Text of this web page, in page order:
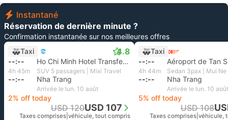
Instantané
Réservation de dernière minute ?
Confirmation instantanée sur nos meilleures offres
Taxi
4.8
--:-- Ho Chi Minh Hotel Transfer, Hô Chi Minh-Ville
4h 45m SUV 5 passagers | Mixi Travel
--:-- Nha Trang
Arrivée le lun. 10 août
2% off today
USD 120USD 107
Taxes comprises véhicule, tout compris
Taxi
--:--
4h 44m Sedan 3pax | Mui
--:-- Nha Trang
Arrivée le lun. 10 août
5% off today
USD 108
Taxes comprises véhicule,